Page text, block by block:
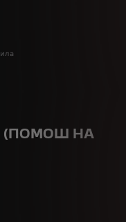
(ПОМОШ НА